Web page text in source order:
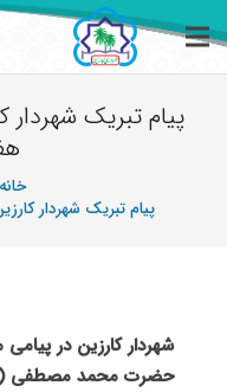
پیام تبریک
خانه
پیام تبریک شهردار
شهردار کارزین در
حضرت محمد مصطفی